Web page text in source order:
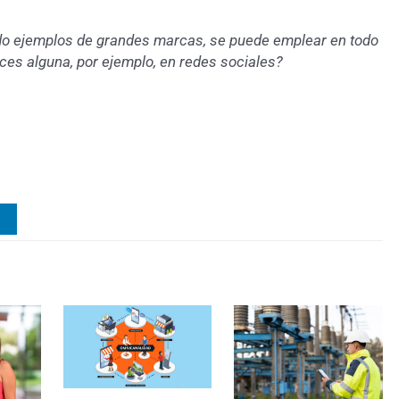
ejemplos de grandes marcas, se puede emplear en todo
alguna, por ejemplo, en redes sociales?